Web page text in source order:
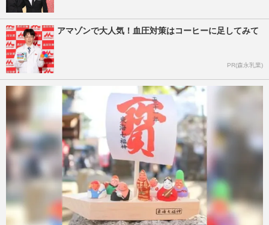
アマゾンで大人気！血圧対策はコーヒーに足してみて
PR(森永乳業)